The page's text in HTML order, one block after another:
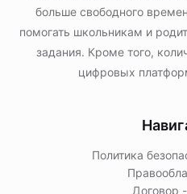
больше свободного
помогать школьникам и
задания. Кроме того,
цифровых
Политика
Договор